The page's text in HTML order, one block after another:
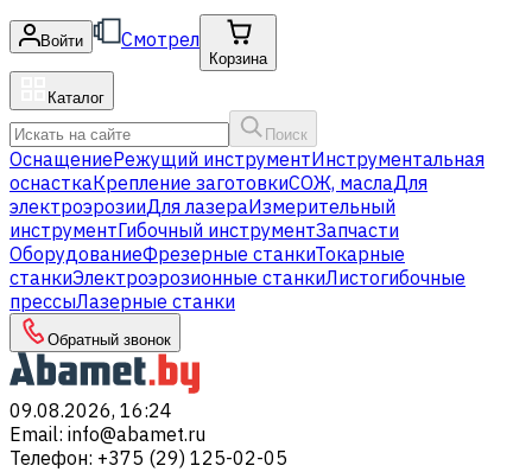
Войти Смотрел
Корзина
Каталог
Поиск
ОснащениеРежущий инструментИнструментальная
оснасткаКрепление заготовкиСОЖ, маслаДля
электроэрозииДля лазераИзмерительный
инструментГибочный инструментЗапчасти
ОборудованиеФрезерные станкиТокарные
станкиЭлектроэрозионные станкиЛистогибочные
прессыЛазерные станки
Обратный звонок
09.08.2026, 16:24
Email: info@abamet.ru
Телефон: +375 (29) 125-02-05